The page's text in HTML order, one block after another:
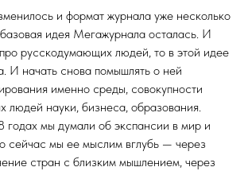
и формат журнала уже несколько
идея Мегажурнала осталась. И
русскодумающих людей, то в этой идее
И начать снова помышлять о ней
именно среды, совокупности
людей науки, бизнеса, образования.
годах мы думали об экспансии в мир и
сейчас мы ее мыслим вглубь — через
стран с близким мышлением, через